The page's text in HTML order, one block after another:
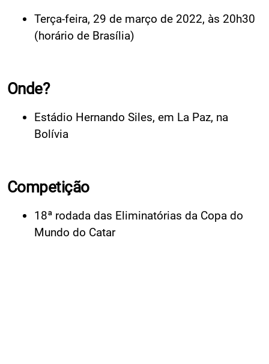
Terça-feira, 29 de março de 2022, às 20h30
(horário de Brasília)
Onde?
Estádio Hernando Siles, em La Paz, na
Bolívia
Competição
18ª rodada das Eliminatórias da Copa do
Mundo do Catar